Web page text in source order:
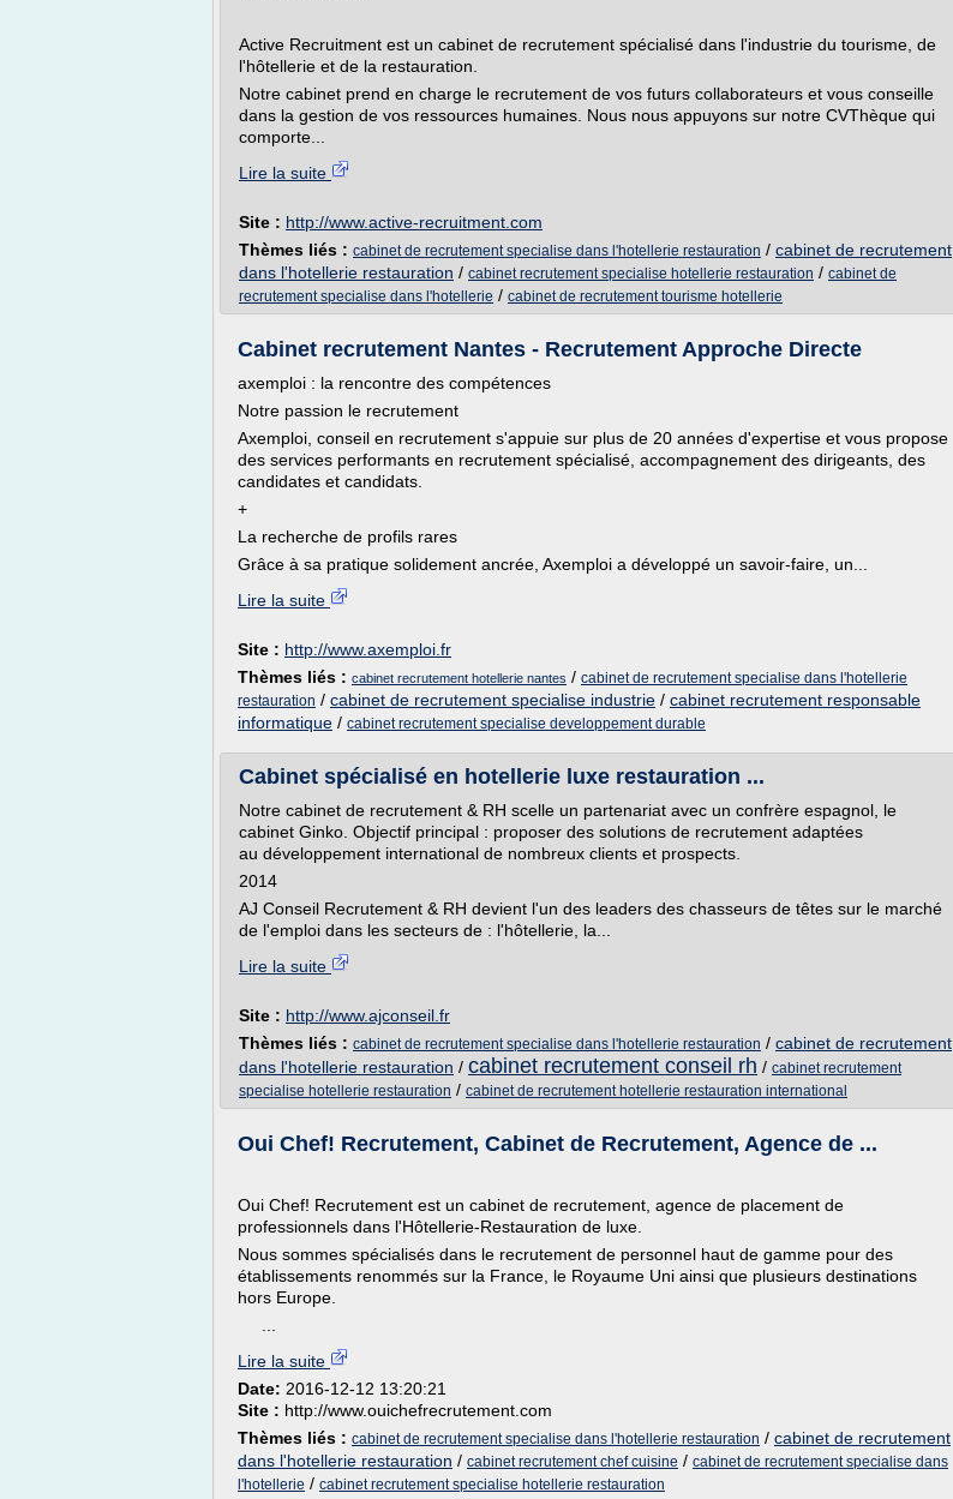
Active Recruitment est un cabinet de recrutement spécialisé dans l'industrie du tourisme, de
l'hôtellerie et de la restauration.
Notre cabinet prend en charge le recrutement de vos futurs collaborateurs et vous conseille
dans la gestion de vos ressources humaines. Nous nous appuyons sur notre CVThèque qui
comporte...
Lire la suite
Site : http://www.active-recruitment.com
Thèmes liés : cabinet de recrutement specialise dans l'hotellerie restauration / cabinet de recrutement
dans l'hotellerie restauration / cabinet recrutement specialise hotellerie restauration / cabinet de
recrutement specialise dans l'hotellerie / cabinet de recrutement tourisme hotellerie
Cabinet recrutement Nantes - Recrutement Approche Directe
axemploi : la rencontre des compétences
Notre passion le recrutement
Axemploi, conseil en recrutement s'appuie sur plus de 20 années d'expertise et vous propose
des services performants en recrutement spécialisé, accompagnement des dirigeants, des
candidates et candidats.
+
La recherche de profils rares
Grâce à sa pratique solidement ancrée, Axemploi a développé un savoir-faire, un...
Lire la suite
Site : http://www.axemploi.fr
Thèmes liés : cabinet recrutement hotellerie nantes / cabinet de recrutement specialise dans l'hotellerie
restauration / cabinet de recrutement specialise industrie / cabinet recrutement responsable
informatique / cabinet recrutement specialise developpement durable
Cabinet spécialisé en hotellerie luxe restauration ...
Notre cabinet de recrutement & RH scelle un partenariat avec un confrère espagnol, le
cabinet Ginko. Objectif principal : proposer des solutions de recrutement adaptées
au développement international de nombreux clients et prospects.
2014
AJ Conseil Recrutement & RH devient l'un des leaders des chasseurs de têtes sur le marché
de l'emploi dans les secteurs de : l'hôtellerie, la...
Lire la suite
Site : http://www.ajconseil.fr
Thèmes liés : cabinet de recrutement specialise dans l'hotellerie restauration / cabinet de recrutement
dans l'hotellerie restauration / cabinet recrutement conseil rh / cabinet recrutement
specialise hotellerie restauration / cabinet de recrutement hotellerie restauration international
Oui Chef! Recrutement, Cabinet de Recrutement, Agence de ...
Oui Chef! Recrutement est un cabinet de recrutement, agence de placement de
professionnels dans l'Hôtellerie-Restauration de luxe.
Nous sommes spécialisés dans le recrutement de personnel haut de gamme pour des
établissements renommés sur la France, le Royaume Uni ainsi que plusieurs destinations
hors Europe.
Lire la suite
Date: 2016-12-12 13:20:21
Site : http://www.ouichefrecrutement.com
Thèmes liés : cabinet de recrutement specialise dans l'hotellerie restauration / cabinet de recrutement
dans l'hotellerie restauration / cabinet recrutement chef cuisine / cabinet de recrutement specialise dans
l'hotellerie / cabinet recrutement specialise hotellerie restauration